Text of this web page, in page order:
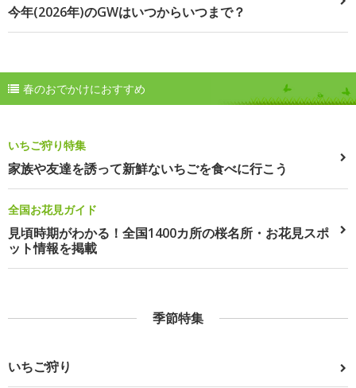
今年(2026年)のGWはいつからいつまで？
春のおでかけにおすすめ
いちご狩り特集
家族や友達を誘って新鮮ないちごを食べに行こう
全国お花見ガイド
見頃時期がわかる！全国1400カ所の桜名所・お花見スポ
ット情報を掲載
季節特集
いちご狩り